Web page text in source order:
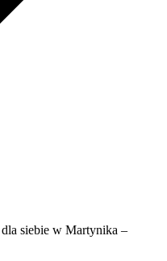
siebie w Martynika –